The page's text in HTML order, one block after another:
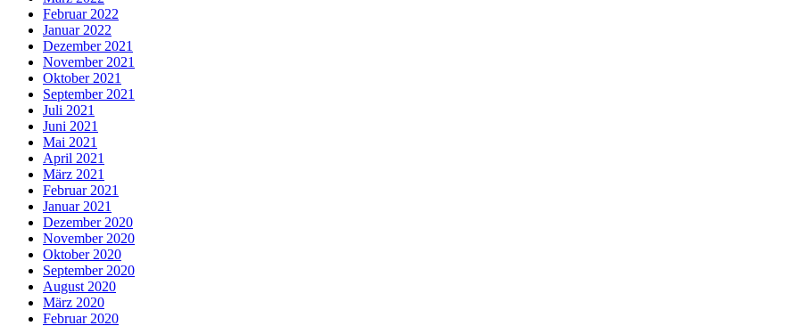
Februar 2022
Januar 2022
Dezember 2021
November 2021
Oktober 2021
September 2021
Juli 2021
Juni 2021
Mai 2021
April 2021
März 2021
Februar 2021
Januar 2021
Dezember 2020
November 2020
Oktober 2020
September 2020
August 2020
März 2020
Februar 2020